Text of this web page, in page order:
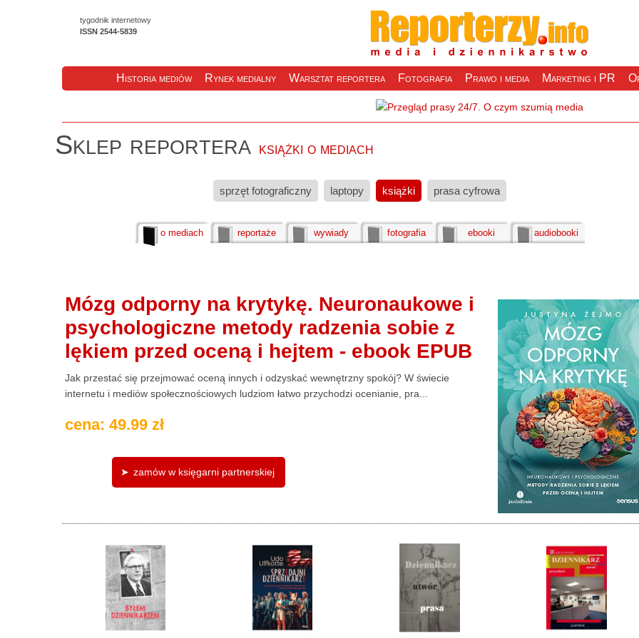
Historia mediów Rynek medialny Warsztat reportera Fotografia Prawo i media Marketing i PR
tygodnik internetowy
ISSN 2544-5839
Sklep reportera książki o mediach
sprzęt fotograficzny laptopy książki prasa cyfrowa
o mediach reportaże wywiady fotografia ebooki audiobooki
Mózg odporny na krytykę. Neuronaukowe i
psychologiczne metody radzenia sobie z
lękiem przed oceną i hejtem - ebook EPUB
Jak przestać się przejmować oceną innych i odzyskać wewnętrzny spokój? W świecie
internetu i mediów społecznościowych ludziom łatwo przychodzi ocenianie, pra...
cena: 49.99 zł
zamów w księgarni partnerskiej